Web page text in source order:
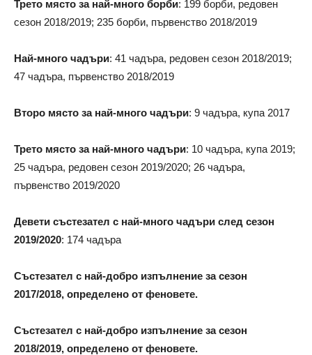
Трето място за най-много борби: 199 борби, редовен
сезон 2018/2019; 235 борби, първенство 2018/2019
Най-много чадъри: 41 чадъра, редовен сезон 2018/2019;
47 чадъра, първенство 2018/2019
Второ място за най-много чадъри: 9 чадъра, купа 2017
Трето място за най-много чадъри: 10 чадъра, купа 2019;
25 чадъра, редовен сезон 2019/2020; 26 чадъра,
първенство 2019/2020
Девети състезател с най-много чадъри след сезон
2019/2020: 174 чадъра
Състезател с най-добро изпълнение за сезон
2017/2018, определено от феновете.
Състезател с най-добро изпълнение за сезон
2018/2019, определено от феновете.